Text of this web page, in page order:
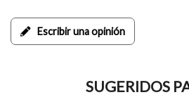
Escribir una opinión
SUGERIDOS